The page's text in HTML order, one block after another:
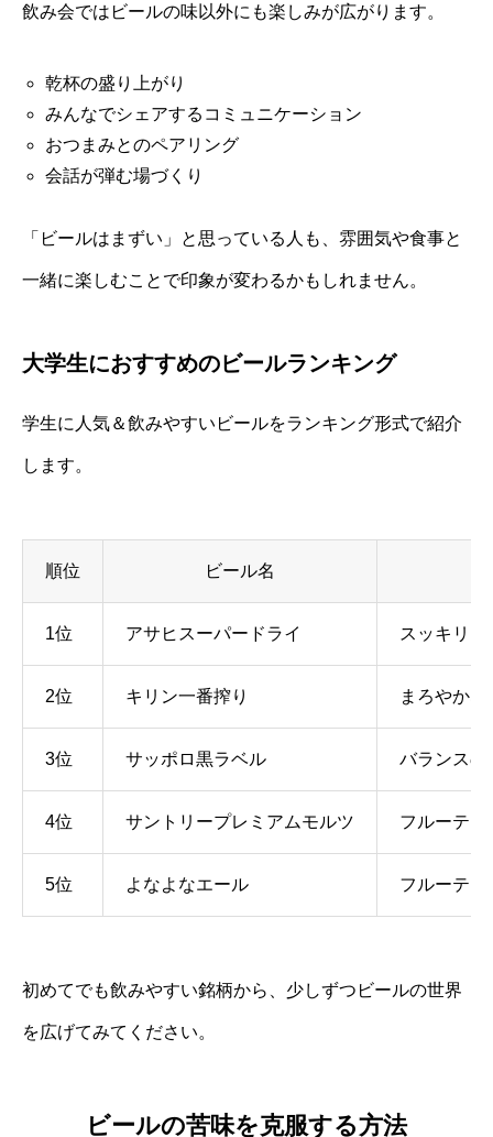
飲み会ではビールの味以外にも楽しみが広がります。
乾杯の盛り上がり
みんなでシェアするコミュニケーション
おつまみとのペアリング
会話が弾む場づくり
「ビールはまずい」と思っている人も、雰囲気や食事と
一緒に楽しむことで印象が変わるかもしれません。
大学生におすすめのビールランキング
学生に人気＆飲みやすいビールをランキング形式で紹介
します。
順位 ビール名
1位 アサヒスーパードライ スッキリ
2位 キリン一番搾り まろやか
3位 サッポロ黒ラベル バランスの
4位 サントリープレミアムモルツ フルーテ
5位 よなよなエール フルーテ
初めてでも飲みやすい銘柄から、少しずつビールの世界
を広げてみてください。
ビールの苦味を克服する方法